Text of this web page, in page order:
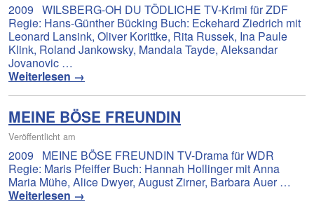
2009 WILSBERG-OH DU TÖDLICHE TV-Krimi für ZDF
Regie: Hans-Günther Bücking Buch: Eckehard Ziedrich mit
Leonard Lansink, Oliver Korittke, Rita Russek, Ina Paule
Klink, Roland Jankowsky, Mandala Tayde, Aleksandar
Jovanovic …
Weiterlesen →
MEINE BÖSE FREUNDIN
Veröffentlicht am
2009 MEINE BÖSE FREUNDIN TV-Drama für WDR
Regie: Maris Pfeiffer Buch: Hannah Hollinger mit Anna
Maria Mühe, Alice Dwyer, August Zirner, Barbara Auer …
Weiterlesen →